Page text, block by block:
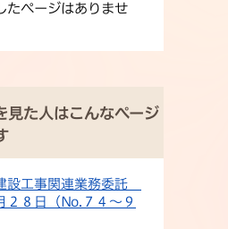
たページはありませ
見た人はこんなページ
設工事関連業務委託
２８日（No.７４～９